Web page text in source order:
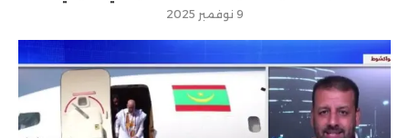
9 نوفمبر 2025